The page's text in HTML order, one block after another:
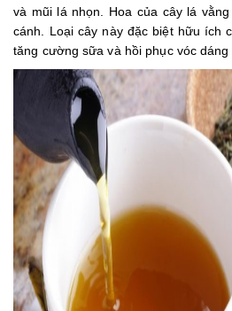
và mũi lá nhọn. Hoa của cây lá
cánh. Loại cây này đặc biệt hữu ích
tăng cường sữa và hồi phục vóc dáng